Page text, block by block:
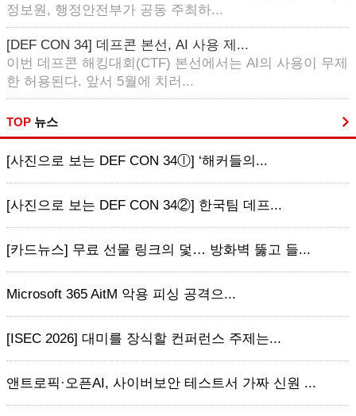
정보원, 행정안전부가 공동 주최하...
[DEF CON 34] 데프콘 본선, AI 사용 제...
이번 데프콘 해킹대회(CTF) 본선에서는 AI의 사용이 무제
한 허용된다. 앞서 5월에 치러...
TOP 뉴스
[사진으로 보는 DEF CON 34ⓛ] ‘해커들의...
[사진으로 보는 DEF CON 34②] 한국팀 데프...
[카드뉴스] 무료 선물 링크의 덫… 방화벽 뚫고 들...
Microsoft 365 AitM 악용 피싱 공격으...
[ISEC 2026] 대미를 장식할 컨퍼런스 주제는...
앤트로픽·오픈AI, 사이버보안 테스트서 가짜 신원 ...